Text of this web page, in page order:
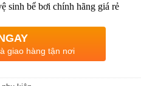
sinh bể bơi chính hãng giá rẻ
giao hàng tận nơi